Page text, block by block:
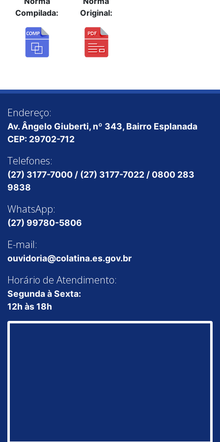
Compilada:
Original:
Endereço:
Av. Ângelo Giuberti, nº 343, Bairro Esplanada
CEP: 29702-712
Telefones:
(27) 3177-7000 / (27) 3177-7022 / 0800 283
9838
WhatsApp:
(27) 99780-5806
E-mail:
ouvidoria@colatina.es.gov.br
Horário de Atendimento:
Segunda à Sexta:
12h às 18h